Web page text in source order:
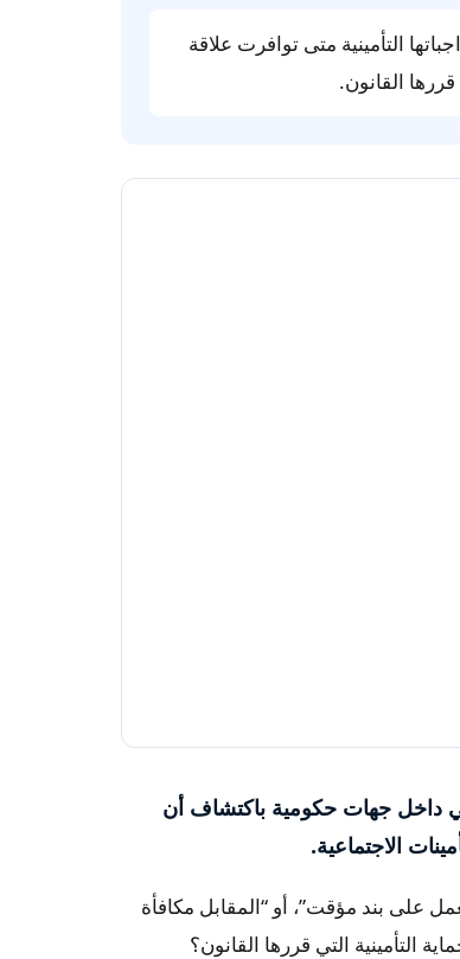
التأمينية متى توافرت علاقة
القانون.
داخل جهات حكومية باكتشاف أن
الاجتماعية.
على بند مؤقت”، أو “المقابل مكافأة
التأمينية التي قررها القانون؟